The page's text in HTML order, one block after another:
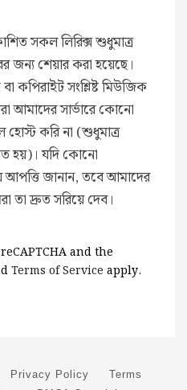
সকল লিরিক্স শুধুমাত্র
জন্য শেয়ার করা হয়েছে।
কপিরাইট সংশ্লিষ্ট মিউজিক
আমাদের সার্ভারে কোনো
হোস্ট করি না (শুধুমাত্র
হয়)। যদি কোনো
আপত্তি জানান, তবে আমাদের
তা দ্রুত সরিয়ে দেব।
and the
Terms of Service apply.
Privacy Policy
Terms